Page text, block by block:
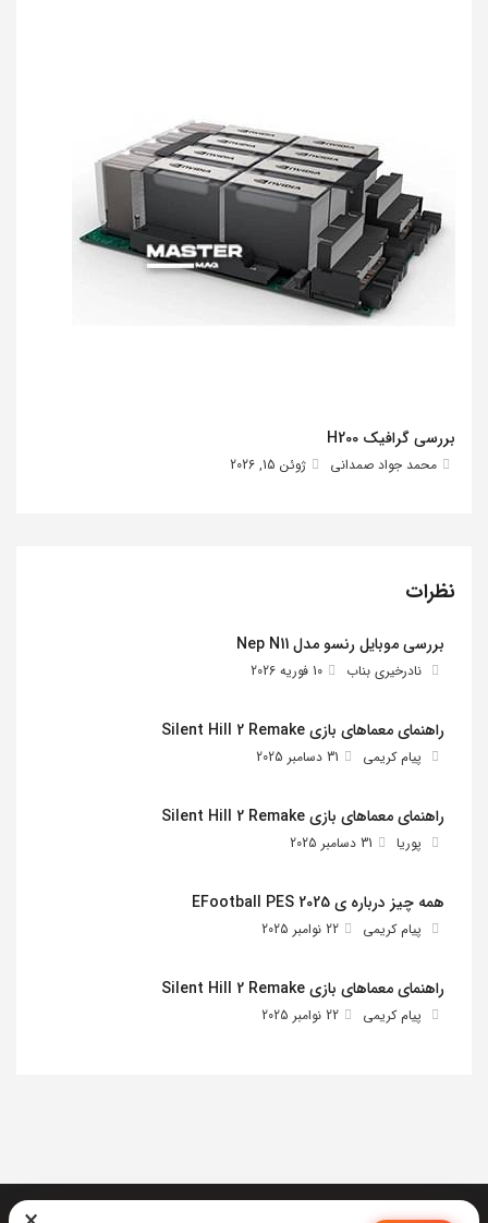
بررسی گرافیک H200
محمد جواد صمدانی ژوئن 15, 2026
نظرات
بررسی موبایل رنسو مدل Nep N11
نادرخیری بناب 10 فوریه 2026
راهنمای معماهای بازی Silent Hill 2 Remake
پیام کریمی 31 دسامبر 2025
راهنمای معماهای بازی Silent Hill 2 Remake
پوریا 31 دسامبر 2025
همه چیز درباره ی EFootball PES 2025
پیام کریمی 22 نوامبر 2025
راهنمای معماهای بازی Silent Hill 2 Remake
پیام کریمی 22 نوامبر 2025